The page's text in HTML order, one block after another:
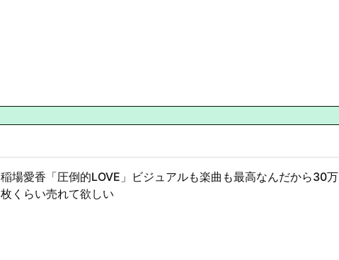
稲場愛香「圧倒的LOVE」ビジュアルも楽曲も最高なんだから30万
枚くらい売れて欲しい